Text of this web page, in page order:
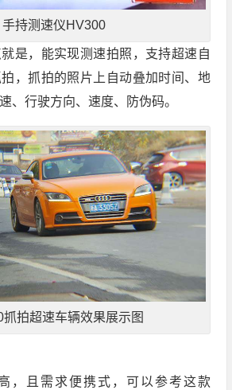
手持测速仪HV300
是，能实现测速拍照，支持超速自
，抓拍的照片上自动叠加时间、地
、行驶方向、速度、防伪码。
抓拍超速车辆效果展示图
，且需求便携式，可以参考这款